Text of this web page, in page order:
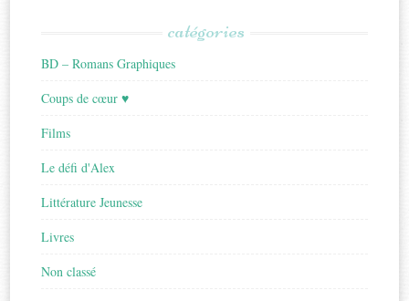
catégories
BD – Romans Graphiques
Coups de cœur ♥
Films
Le défi d'Alex
Littérature Jeunesse
Livres
Non classé